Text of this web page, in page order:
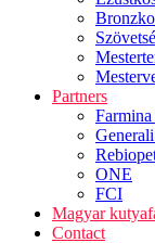
Partners
ONE
FCI
Magyar
Contact